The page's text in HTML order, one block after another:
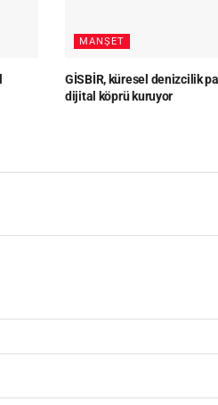
MANŞET
GİSBİR, küresel denizcilik
dijital köprü kuruyor